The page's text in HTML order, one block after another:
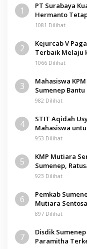
1
PT Surabaya
Hermanto
Pamolokan
1081 Dilihat
2
Kejurcab V
Terbaik Melaju
1066 Dilihat
3
Mahasiswa
Sumenep
982 Dilihat
4
STIT Aqidah
Mahasiswa
953 Dilihat
5
KMP Mutiara
Sumenep,
923 Dilihat
6
Pemkab
Mutiara
897 Dilihat
7
Disdik
Paramitha